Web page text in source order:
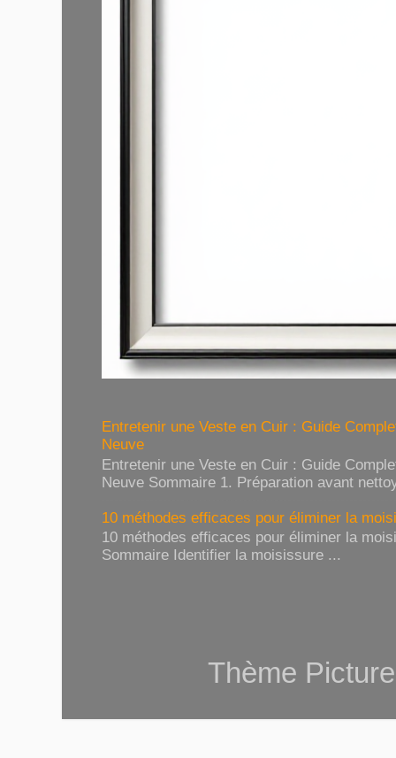
Entretenir une Veste en Cuir : Guide
Neuve
Entretenir une Veste en Cuir : Guide
Neuve Sommaire 1. Préparation avant
10 méthodes efficaces pour éliminer la
10 méthodes efficaces pour éliminer la
Sommaire Identifier la moisissure ...
Thème